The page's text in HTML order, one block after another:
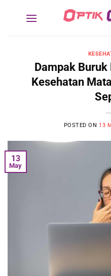
Dampak
Kesehatan
POSTED ON 13
13
May